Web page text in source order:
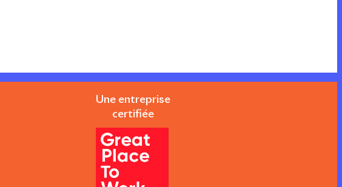
Une entreprise
certifiée